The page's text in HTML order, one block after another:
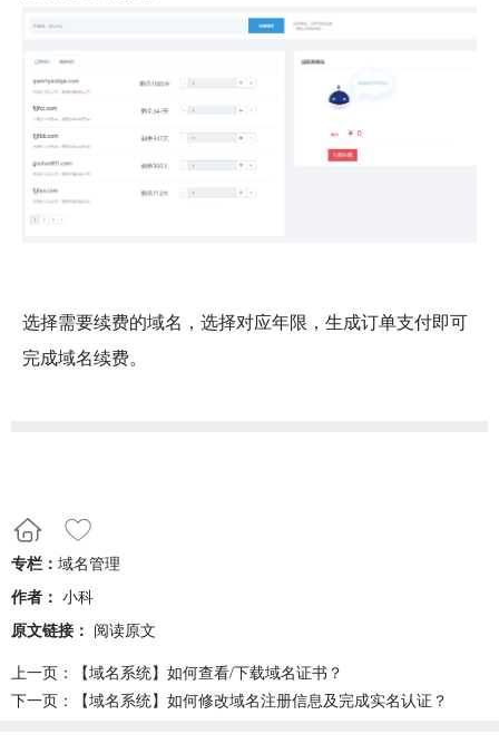
选择需要续费的域名，选择对应年限，生成订单支付即可
完成域名续费。
专栏： 域名管理
作者： 小科
原文链接：
阅读原文
上一页：
【域名系统】如何查看/下载域名证书？
下一页：
【域名系统】如何修改域名注册信息及完成实名认证？